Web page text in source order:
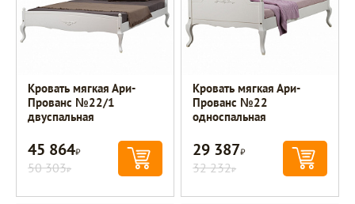
Кровать мягкая Ари-
Прованс №22/1
двуспальная
45 864Р
50 303Р
Кровать мягкая Ари-
Прованс №22
односпальная
29 387Р
32 232Р